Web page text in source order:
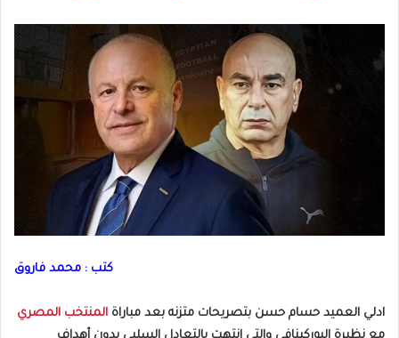
كتب : محمد فاروق
ادلي العميد حسام حسن بتصريحات متزنه بعد مباراة المنتخب المصري